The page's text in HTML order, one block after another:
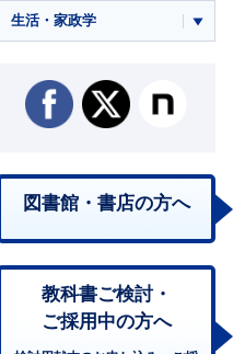
生活・家政学
図書館・書店の方へ
教科書ご検討・
ご採用中の方へ